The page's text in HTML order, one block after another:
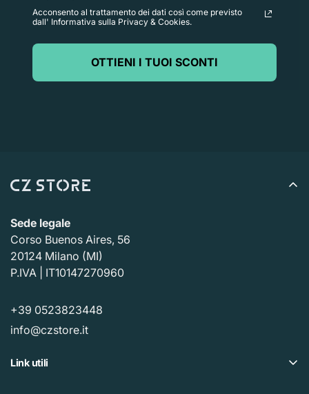
Acconsento al trattamento dei dati così come previsto
dall' Informativa sulla Privacy & Cookies.
OTTIENI I TUOI SCONTI
Sede legale
Corso Buenos Aires, 56
20124 Milano (MI)
P.IVA | IT10147270960
+39 0523823448
info@czstore.it
Link utili